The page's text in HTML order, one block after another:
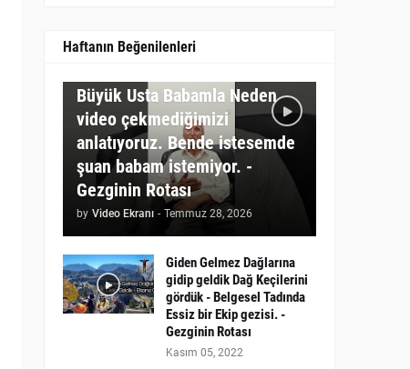
Haftanın Beğenilenleri
Büyük Usta Babamla Neden
video çekmediğimizi
anlatıyoruz. Bende istesemde
şuan babam istemiyor. -
Gezginin Rotası
by Video Ekranı - Temmuz 28, 2026
Giden Gelmez Dağlarına
gidip geldik Dağ Keçilerini
gördük - Belgesel Tadında
Essiz bir Ekip gezisi. -
Gezginin Rotası
Kasım 05, 2022